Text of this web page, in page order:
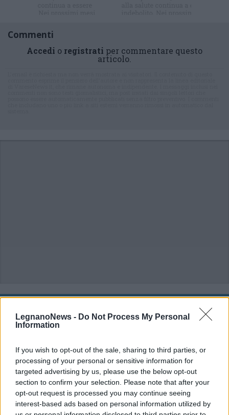
LegnanoNews - Do Not Process My Personal
Information
If you wish to opt-out of the sale, sharing to third parties, or
processing of your personal or sensitive information for
targeted advertising by us, please use the below opt-out
section to confirm your selection. Please note that after your
opt-out request is processed you may continue seeing
interest-based ads based on personal information utilized by
Commenti
Accedi o registrati per commentare questo
articolo.